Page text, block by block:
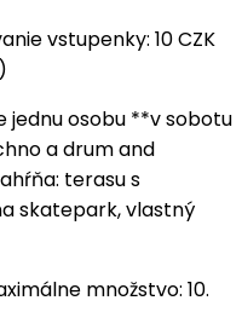
vstupenky: 10 CZK
jednu osobu **v sobotu
a drum and
terasu s
skatepark, vlastný
množstvo: 10.